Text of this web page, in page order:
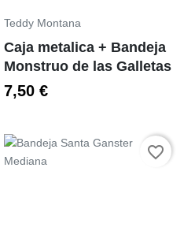
items
Teddy Montana
Caja metalica + Bandeja
Monstruo de las Galletas
7,50 €
Preço favorite_border